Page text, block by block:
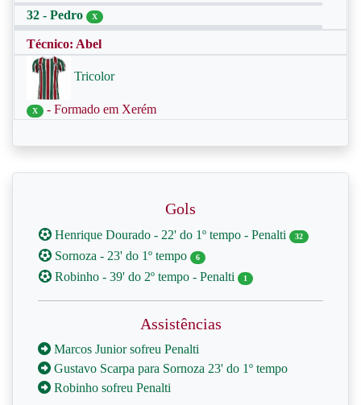
32 - Pedro
X
Técnico: Abel
Tricolor
X - Formado em Xerém
Gols
Henrique Dourado - 22' do 1º tempo - Penalti 32
Sornoza - 23' do 1º tempo 6
Robinho - 39' do 2º tempo - Penalti 1
Assistências
Marcos Junior sofreu Penalti
Gustavo Scarpa para Sornoza 23' do 1º tempo
Robinho sofreu Penalti